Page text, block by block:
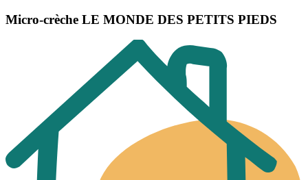
Micro-crèche LE MONDE DES PETITS PIEDS